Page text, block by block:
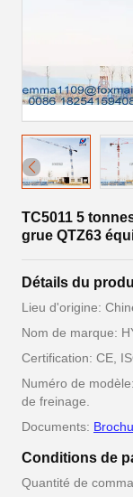
TC5011 5
grue QTZ63
Détails du
Lieu d'origine:
Nom de marque:
Certification: CE,
Numéro de
de freinage.
Documents:
Conditions de
Quantité de